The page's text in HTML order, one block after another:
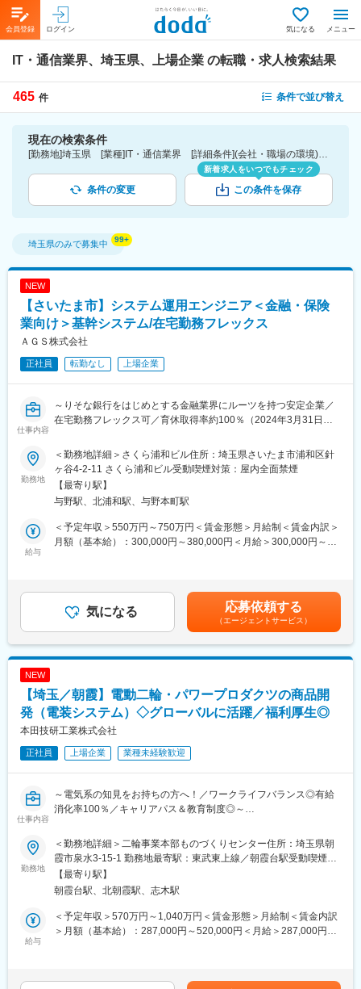
会員登録 ログイン 気になる メニュー
IT・通信業界、埼玉県、上場企業 の転職・求人検索結果
465 件 条件で並び替え
現在の検索条件
[勤務地]埼玉県 [業種]IT・通信業界 [詳細条件](会社・職場の環境)上場企業
条件の変更
新着求人をいつでもチェック
この条件を保存
埼玉県のみで募集中
NEW
【さいたま市】システム運用エンジニア＜金融・保険
業向け＞基幹システム/在宅勤務フレックス
ＡＧＳ株式会社
正社員 転勤なし 上場企業
仕事内容
～りそな銀行をはじめとする金融業界にルーツを持つ安定企業／
在宅勤務フレックス可／育休取得率約100％（2024年3月31日時
人2025（大規模法人部門）認定～
■業務概要：
＜直請案件で上流工程の経験を積める環境◎＞
大規模な金融・保険業向け基幹システムの開発業務、基盤構築業
務をお任せします。
・ネットワーク、サーバ、ストレージ等のインフラ環境の維持／
管理
・セキュリティポリシーの実施と改善提案
制度改正対応／既存機能バージョンアップ／新画面の構築／周辺
システム中心に先端技術の適用（タブレットやRPA導入／AI活
用）／全面的なシステム再構築
■就業環境：
出産休暇、育児休業、産後パパ育休、復職前面談、早期復職支援
金、育児短時間勤務制度、在宅勤務制度、子の看護休暇、出生支
■当社の特徴・強み
◎高品質なソフトウェア開発能力ときめ細かなサービス
◎本格的なデーターセンターと高い運用能力
◎長年の経験、ノウハウ、信頼を基盤とする優良顧客を保有
大手銀行の関連会社としてスタートしてから実績を積み続け、選
勤務地
＜勤務地詳細＞さくら浦和ビル住所：埼玉県さいたま市浦和区針
ヶ谷4-2-11 さくら浦和ビル受動喫煙対策：屋内全面禁煙
【最寄り駅】
与野駅、北浦和駅、与野本町駅
給与
＜予定年収＞550万円～750万円＜賃金形態＞月給制＜賃金内訳＞
月額（基本給）：300,000円～380,000円＜月給＞300,000円～
あります。月給(月額)は固定手当を含めた表記です。
気になる 応募依頼する
（エージェントサービス）
NEW
【埼玉／朝霞】電動二輪・パワープロダクツの商品開
発（電装システム）◇グローバルに活躍／福利厚生◎
本田技研工業株式会社
正社員 上場企業 業種未経験歓迎
仕事内容
～電気系の知見をお持ちの方へ！／ワークライフバランス◎有給
消化率100％／キャリアパス＆教育制度◎～
■採用背景：
事業拡大における増員募集
■業務概要：
Honda二輪、パワープロダクツの開発部門において
電動・電装システムの研究開発および商品開発業務をお任せ致し
ます。
・商品開発における設計/研究のプロジェクトリーダー
勤務地
＜勤務地詳細＞二輪事業本部ものづくりセンター住所：埼玉県朝
霞市泉水3-15-1 勤務地最寄駅：東武東上線／朝霞台駅受動喫煙対
策：屋内全面禁煙変更の範囲：会社の定める事業所（リモートワ
ーク含む）
【最寄り駅】
朝霞台駅、北朝霞駅、志木駅
給与
＜予定年収＞570万円～1,040万円＜賃金形態＞月給制＜賃金内訳
＞月額（基本給）：287,000円～520,000円＜月給＞287,000円～